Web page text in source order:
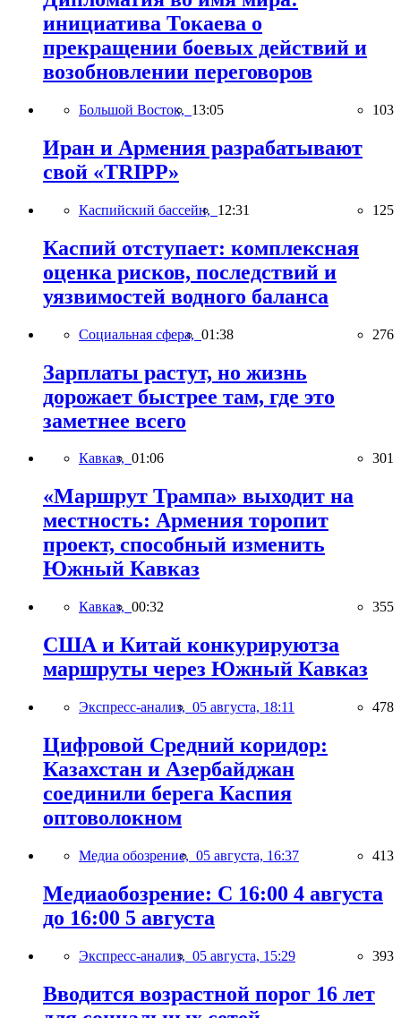
инициатива Токаева о
прекращении боевых действий и
возобновлении переговоров
Большой Восток, 13:05 103
Иран и Армения разрабатывают
свой «TRIPP»
Каспийский бассейн, 12:31 125
Каспий отступает: комплексная
оценка рисков, последствий и
уязвимостей водного баланса
Социальная сфера, 01:38 276
Зарплаты растут, но жизнь
дорожает быстрее там, где это
заметнее всего
Кавказ, 01:06 301
«Маршрут Трампа» выходит на
местность: Армения торопит
проект, способный изменить
Южный Кавказ
Кавказ, 00:32 355
США и Китай конкурируютза
маршруты через Южный Кавказ
Экспресс-анализ, 05 августа, 18:11 478
Цифровой Средний коридор:
Казахстан и Азербайджан
соединили берега Каспия
оптоволокном
Медиа обозрение, 05 августа, 16:37 413
Медиаобозрение: С 16:00 4 августа
до 16:00 5 августа
Экспресс-анализ, 05 августа, 15:29 393
Вводится возрастной порог 16 лет